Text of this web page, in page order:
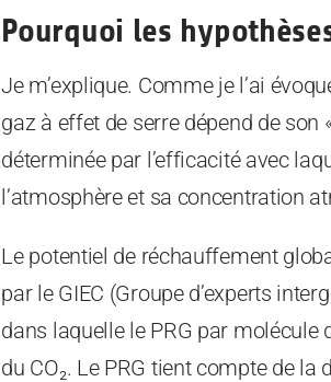
Pourquoi les
Je m’explique. Comme je l’ai
gaz à effet de serre dépend de
déterminée par l’efficacité avec
l’atmosphère et sa concentration
Le potentiel de réchauffement
par le GIEC (Groupe d’experts
dans laquelle le PRG par molécule
du CO₂. Le PRG tient compte de